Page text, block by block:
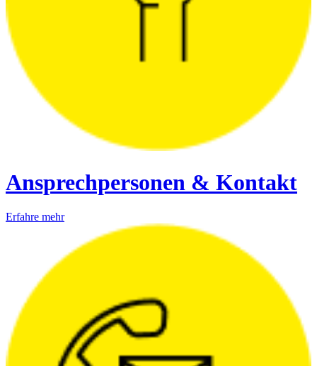
Ansprechpersonen & Kontakt
Erfahre mehr